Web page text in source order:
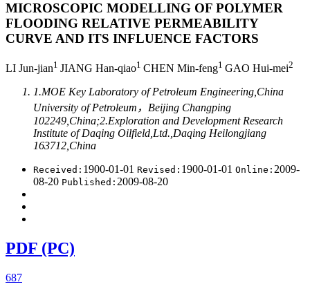
MICROSCOPIC MODELLING OF POLYMER
FLOODING RELATIVE PERMEABILITY
CURVE AND ITS INFLUENCE FACTORS
LI Jun-jian1 JIANG Han-qiao1 CHEN Min-feng1 GAO Hui-mei2
1.MOE Key Laboratory of Petroleum Engineering,China
University of Petroleum，Beijing Changping
102249,China;2.Exploration and Development Research
Institute of Daqing Oilfield,Ltd.,Daqing Heilongjiang
163712,China
Received: 1900-01-01 Revised: 1900-01-01 Online: 2009-
08-20 Published: 2009-08-20
PDF (PC)
687